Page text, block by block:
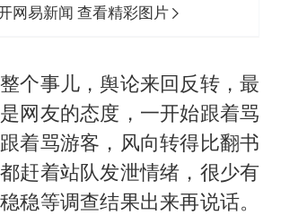
网易新闻 查看精彩图片
个事儿，舆论来回反转，最
网友的态度，一开始跟着骂
着骂游客，风向转得比翻书
赶着站队发泄情绪，很少有
稳等调查结果出来再说话。